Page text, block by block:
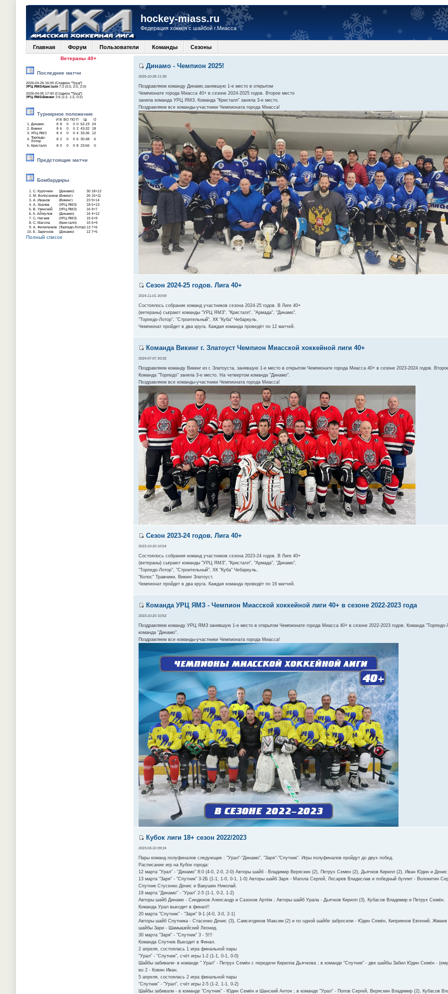
hockey-miass.ru
Федерация хоккея с шайбой г.Миасса
Главная Форум Пользователи Команды Сезоны
Ветераны 40+
Последние матчи
2026-04-26 16:00 (Стадион "Труд")
УРЦ ЯМЗ-Кристалл 7:3 (3:3, 2:0, 2:0)
2026-04-05 17:40 (Стадион "Труд")
УРЦ ЯМЗ-Викинг 2:6 (1:2, 1:2, 0:2)
Турнирное положение
И В ВО ПО П
О
1.
Динамо 8 8 0 0 0 52-19
24
2.
Викинг 8 6 0 0 2 43-32
18
3. УРЦ ЯМЗ 8 4 0 0 4 33-36
12
4. Торпедо-
Лотор
8 2 0 0 6 30-38
6
5.
Кристалл 8 0 0 0 8 23-56 0
Предстоящие матчи
Бомбардиры
1. С. Курочкин (Динамо) 30 18+12
2.
М. Волосенков (Викинг) 26 15+11
3. А. Иванов (Викинг) 23 9+14
4. А. Уралев (УРЦ ЯМЗ) 18 5+13
5.
В. Узинский (УРЦ ЯМЗ) 16 9+7
6.
К. Айткулов (Динамо) 16 4+12
7. С. Нагаев (УРЦ ЯМЗ) 15 6+9
8. С. Магола (Кристалл) 15 6+9
9. А. Филатенков (Торпедо-Лотор) 13 7+6
10.
Е. Заречнов (Динамо) 12 7+5
Полный список
Динамо - Чемпион 2025!
2025-10-28 11:39
Поздравляем команду Динамо,занявшую 1-е место в открытом
Чемпионате города Миасса 40+ в сезоне 2024-2025 годов. Второе место
заняла команда УРЦ ЯМЗ. Команда "Кристалл" заняла 3-е место.
Поздравляем все команды-участники Чемпионата города Миасса!
Сезон 2024-25 годов. Лига 40+
2024-11-01 20:59
Состоялось собрание команд участников сезона 2024-25 годов. В Лиге 40+
(ветераны) сыграют команды "УРЦ ЯМЗ", "Кристалл", "Армада", "Динамо",
"Торпедо-Лотор", "Строительный", ХК "Куба" Чебаркуль.
Чемпионат пройдет в два круга. Каждая команда проведёт по 12 матчей.
Команда Викинг г. Златоуст Чемпион Миасской хоккейной лиги 40+
2024-07-07 20:32
Поздравляем команду Викинг из г. Златоуста, занявшую 1-е место в открытом Чемпионате города Миасса 40+ в сезоне 2023-2024 годов.
Команда "Торпедо" заняла 3-е место. На четвертом команда "Динамо".
Поздравляем все команды-участники Чемпионата города Миасса!
Сезон 2023-24 годов. Лига 40+
2023-10-20 10:54
Состоялось собрания команд участников сезона 2023-24 годов. В Лиге 40+
(ветераны) сыграют команды "УРЦ ЯМЗ", "Кристалл", "Армада", "Динамо",
"Торпедо-Лотор", "Строительный", ХК "Куба" Чебаркуль,
"Колос" Травники, Викинг Златоуст.
Чемпионат пройдет в два круга. Каждая команда проведёт по 16 матчей.
Команда УРЦ ЯМЗ - Чемпион Миасской хоккейной лиги 40+ в сезоне 2022-2023 года
2023-10-20 10:52
Поздравляем команду УРЦ ЯМЗ занявшую 1-е место в открытом Чемпионате города Миасса 40+ в сезоне 2022-2023 годов. Команда
команда "Динамо".
Поздравляем все команды-участники Чемпионата города Миасса!
Кубок лиги 18+ сезон 2022/2023
2023-03-10 09:24
Пары команд полуфиналов следующие : "Урал"-"Динамо", "Заря"-"Спутник". Игры полуфиналов пройдут до двух побед.
Расписание игр на Кубок города:
12 марта "Урал" - "Динамо" 8:0 (4-0, 2-0, 2-0) Авторы шайб - Владимир Веряскин (2), Петрух Семен (2), Дьячков Кирилл (2), Иван Юдин и Денис
13 марта "Заря" - "Спутник" 3-2Б (1-1, 1-0, 0-1, 1-0) Авторы шайб Заря - Магола Сергей, Лесарев Владислав и победный буллит - Волокитин
Спутник Стусенко Денис и Вакушин Николай.
19 марта "Динамо" - "Урал" 2-5 (1-1, 0-2, 1-2)
Авторы шайб Динамо - Синдюков Александр и Сазонов Артём ; Авторы шайб Урала - Дьячков Кирилл (3), Кубасов Владимир и Петрух Семён.
Команда Урал выходит в финал!!
20 марта "Спутник" - "Заря" 9-1 (4-0, 3-0, 2-1)
Авторы шайб Спутника - Стасенко Денис (3), Самситдинов Максим (2) и по одной шайбе забросили - Юдин Семён, Киприянов Евгений, Жмаев
шайбы Зари - Шамышейский Леонид.
30 марта "Заря" - "Спутник" 3 - 5!!!
Команда Спутник Выходит в Финал.
2 апреля, состоялась 1 игра финальной пары
"Урал" - "Спутник", счёт игры 1-2 (1-1, 0-1, 0-0)
Шайбы забивали- в команде " Урал" - Петрух Семён с передачи Кирилла Дьячкова ; в команде "Спутник" - две шайбы Забил Юдин Семён - (ему
во 2 - Ковин Иван.
5 апреля, состоялась 2 игра финальной пары
"Спутник" - "Урал", счёт игры 2-5 (1-2, 1-1, 0-2)
Шайбы забивали - в команде "Спутник" - Юдин Семён и Шанский Антон ; в команде "Урал" - Попов Сергей, Веряскин Владимир (2), Кубасов